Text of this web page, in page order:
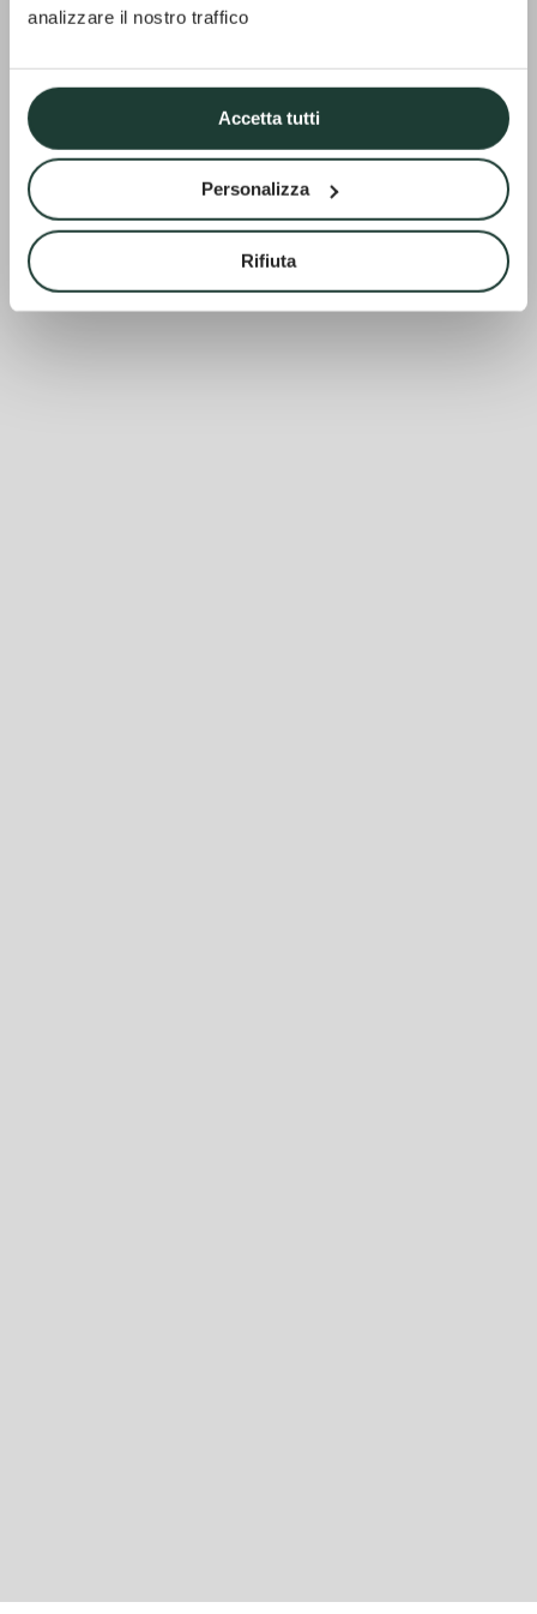
analizzare il nostro traffico
Accetta tutti
Personalizza
Rifiuta